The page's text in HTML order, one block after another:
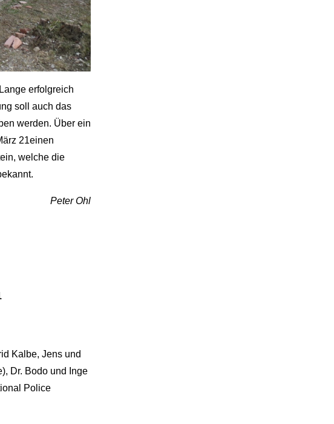
erfolgreich
soll auch das
werden. Über ein
21einen
welche die
Peter Ohl
Kalbe, Jens und
Dr. Bodo und Inge
Police